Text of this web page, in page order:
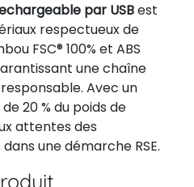
par USBest
respectueux de
FSC® 100% et ABS
une chaîne
Avec un
20 % du poids de
attentes des
une démarche RSE.